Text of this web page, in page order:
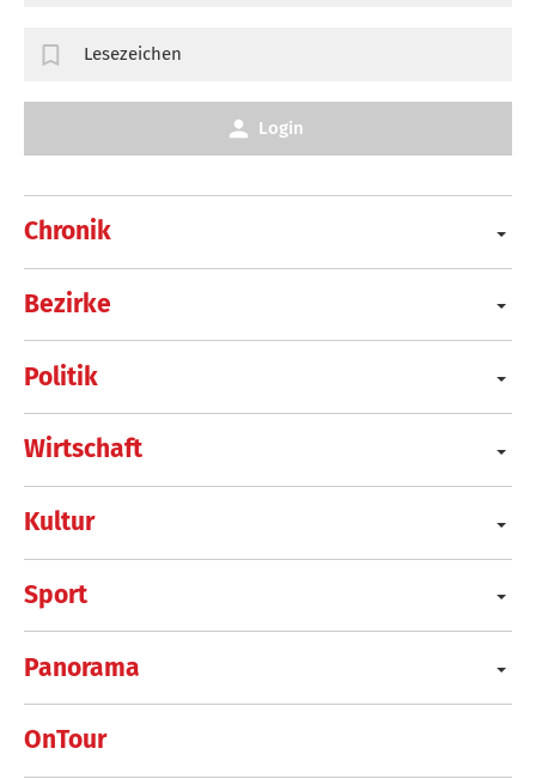
Chronik
Bezirke
Politik
Wirtschaft
Kultur
Sport
Panorama
OnTour
Lesezeichen
Login